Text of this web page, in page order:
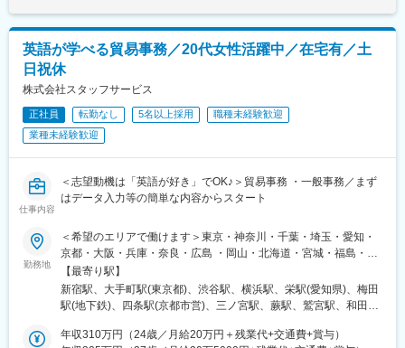
駅、伊勢崎駅、上神梅駅、土合口駅、新前橋駅、長野原草津口
駅、館林駅、横川駅(群馬県)、川原湯温泉駅、城東駅、水沼駅、高
崎問屋町駅、水上駅、板倉東洋大前駅、南方駅(大阪府)、西梅田
駅、阿倍野駅(阪堺線)、京橋駅(大阪府)、安治川口駅、なんば駅(地
斎橋駅、万博記念公園駅、堺筋本町駅、姫路駅、三ノ宮駅、城崎
温泉駅、西明石駅、花隈駅、加古川駅、三宮駅(神戸新交通)、甲子
条駅、烏丸御池駅、京阪山科駅、伏見稲荷駅、西木津駅、福知山
駅、宇治駅(奈良線)、嵐山駅(阪急線)、烏丸駅、奈良駅、近鉄奈良
泉駅、高の原駅、桜井駅(奈良県)、信貴山下駅、尼ケ辻駅、田原本
駅、二階堂駅、松江しんじ湖温泉駅、米原駅、彦根駅、長浜駅、
守山駅、草津駅(滋賀県)、近江八幡駅、大津駅、京阪膳所駅、栗東
駅、南彦根駅、京阪石山駅、信楽駅、野洲駅、京阪大津京駅、和
歌山駅、貴志駅、白浜駅、和歌山市駅、橋本駅(和歌山県)、紀伊田
辺駅、加太駅(和歌山県)、紀伊勝浦駅、九度山駅、和歌山大学前
駅、西笠田駅、海南駅、紀三井寺駅、新宮駅、国際センター駅、
英語が学べる貿易事務／20代女性活躍中／在宅有／土
日祝休
株式会社スタッフサービス
正社員 転勤なし 5名以上採用
職種未経験歓迎
業種未経験歓迎
仕事内容
＜志望動機は「英語が好き」でOK♪＞貿易事務 ・一般事務／まず
はデータ入力等の簡単な内容からスタート
勤務地
＜希望のエリアで働けます＞東京・神奈川・千葉・埼玉・愛知・
京都・大阪・兵庫・奈良・広島 ・岡山・北海道・宮城・福島・新
潟・茨城・栃木・群馬・石川・富山・長野・静岡・岐阜・三重・
滋賀・香川・愛媛・山口・福岡・熊本・長崎・鹿児島◆転居を伴
う転勤なし◆配属先は通える範囲で希望を考慮して決定◆駅チカ
リモートワーク導入企業も◆20代の女性を中心に活躍中＜配属先
【最寄り駅】
新宿駅、大手町駅(東京都)、渋谷駅、横浜駅、栄駅(愛知県)、梅田
駅(地下鉄)、四条駅(京都市営)、三ノ宮駅、蕨駅、鷲宮駅、和田岬
流山おおたかの森駅、淀屋橋駅、与野駅、有楽町駅、薬院大通
年収310万円（24歳／月給20万円＋残業代+交通費+賞与）